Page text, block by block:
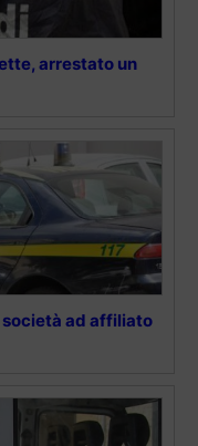
arrestato un
società ad affiliato